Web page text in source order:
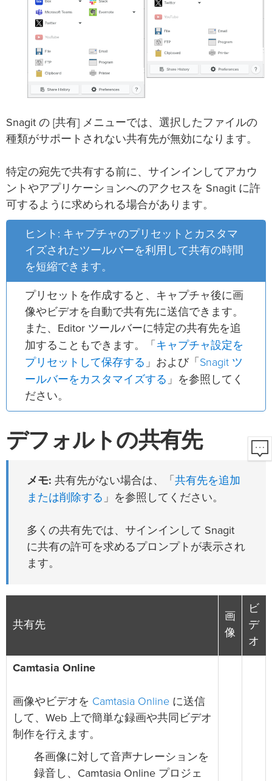
Snagit の [共有] メニューでは、選択したファイルの
種類がサポートされない共有先が無効になります。
特定の宛先で共有する前に、サインインしてアカウ
ントやアプリケーションへのアクセスを Snagit に許
可するように求められる場合があります。
ヒント: キャプチャのプリセットとカスタマ
イズされたツールバーを利用して共有の時間
を短縮できます。
プリセットを作成すると、キャプチャ後に画
像やビデオを自動で共有先に送信できます。
また、Editor ツールバーに特定の共有先を追
加することもできます。「 キャプチャ設定を
プリセットして保存する 」および「 Snagit ツ
ールバーをカスタマイズする 」を参照してく
ださい。
デフォルトの共有先
メモ: 共有先がない場合は、「 共有先を追加
または削除する 」を参照してください。
多くの共有先では、サインインして Snagit
に共有の許可を求めるプロンプトが表示され
ます。
共有先
画
像
ビ
デ
オ
Camtasia Online
画像やビデオを Camtasia Online に送信
して、Web 上で簡単な録画や共同ビデオ
制作を行えます。
各画像に対して音声ナレーションを
録音し、Camtasia Online プロジェ